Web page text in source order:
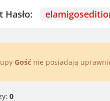
Hasło:
Gość nie posiadają
0